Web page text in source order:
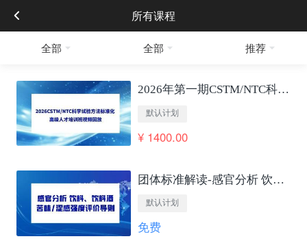
所有课程
全部 全部 推荐
2026年第一期CSTM/NTC科学试验方法标准化 高级人才培训班视频回放
默认计划
¥ 1400.00
团体标准解读-感官分析 饮料、饮料酒苦味/涩感强度评价导则
默认计划
免费